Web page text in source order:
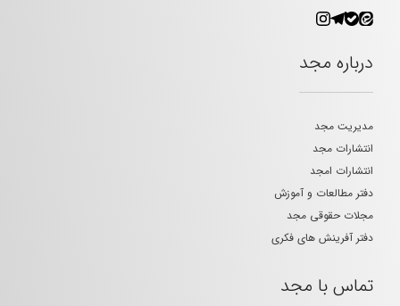
درباره مجد
مدیریت مجد
انتشارات مجد
انتشارات امجد
دفتر مطالعات و آموزش
مجلات حقوقی مجد
دفتر آفرینش های فکری
تماس با مجد